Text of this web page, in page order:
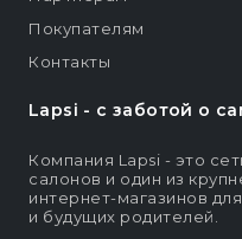
Lapsi - c заботой о
Компания Lapsi - это
салонов и один из
интернет-магазинов
и будущих родителей.
Покупателям
Контакты